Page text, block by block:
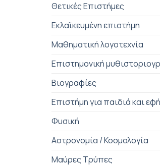
Θετικές Επιστήμες
Εκλαϊκευμένη επιστήμη
Μαθηματική λογοτεχνία
Επιστημονική
Βιογραφίες
Επιστήμη για παιδιά και
Φυσική
Αστρονομία / Κοσμολογία
Μαύρες Τρύπες